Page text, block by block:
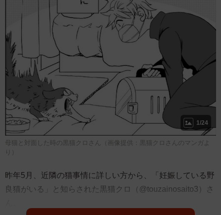
1/24
母猫と対面した時の黒猫クロさん（画像提供：黒猫クロさんのマンガよ
り）
昨年5月、近隣の猫事情に詳しい方から、「妊娠している野
良猫がいる」と知らされた黒猫クロ（@touzainosaito3）さ